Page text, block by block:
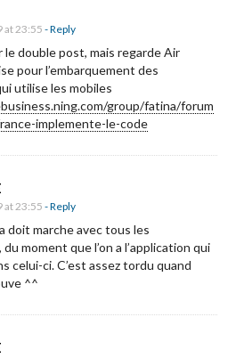
at 23:55 - Reply
le double post, mais regarde Air
pour l’embarquement des
utilise les mobiles
group/fatina/forum
implemente-le-code
at 23:55 - Reply
doit marche avec tous les
moment que l’on a l’application qui
celui-ci. C’est assez tordu quand
^^